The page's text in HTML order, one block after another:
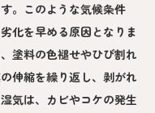
。このような気候条件
化を早める原因となりま
塗料の色褪せやひび割れ
伸縮を繰り返し、剥がれ
気は、カビやコケの発生